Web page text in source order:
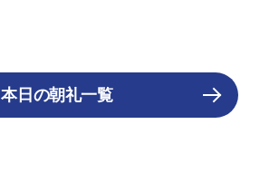
本日の朝礼一覧